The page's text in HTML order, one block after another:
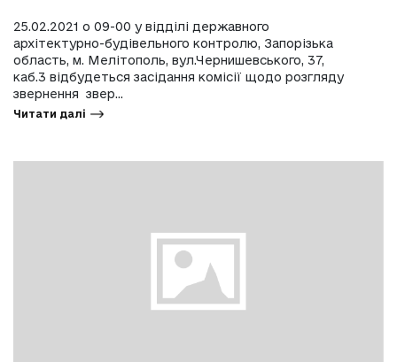
25.02.2021 о 09-00 у відділі державного
архітектурно-будівельного контролю, Запорізька
область, м. Мелітополь, вул.Чернишевського, 37,
каб.3 відбудеться засідання комісії щодо розгляду
звернення звер...
Читати далі